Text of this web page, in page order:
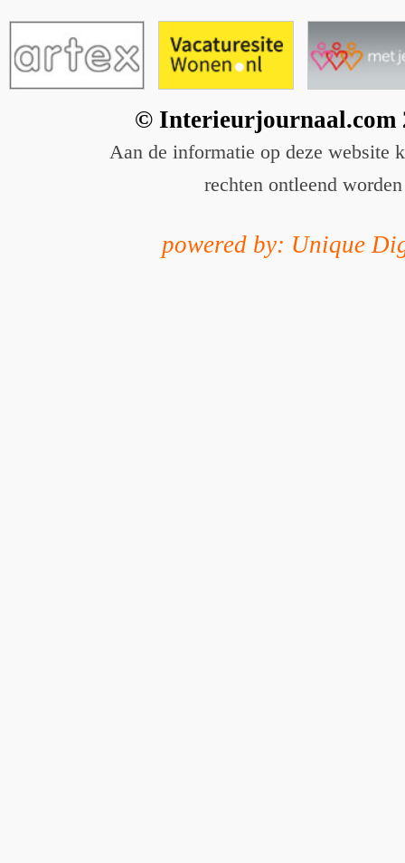
© Interieurjournaal.com
Aan de informatie op deze website
rechten ontleend worden
powered by: Unique